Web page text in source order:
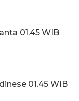
01.45 WIB
01.45 WIB